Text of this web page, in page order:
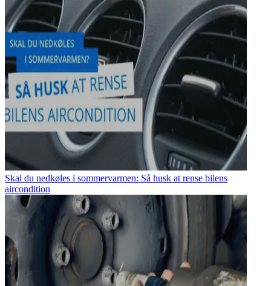
Skal du nedkøles i sommervarmen: Så husk at rense bilens
aircondition